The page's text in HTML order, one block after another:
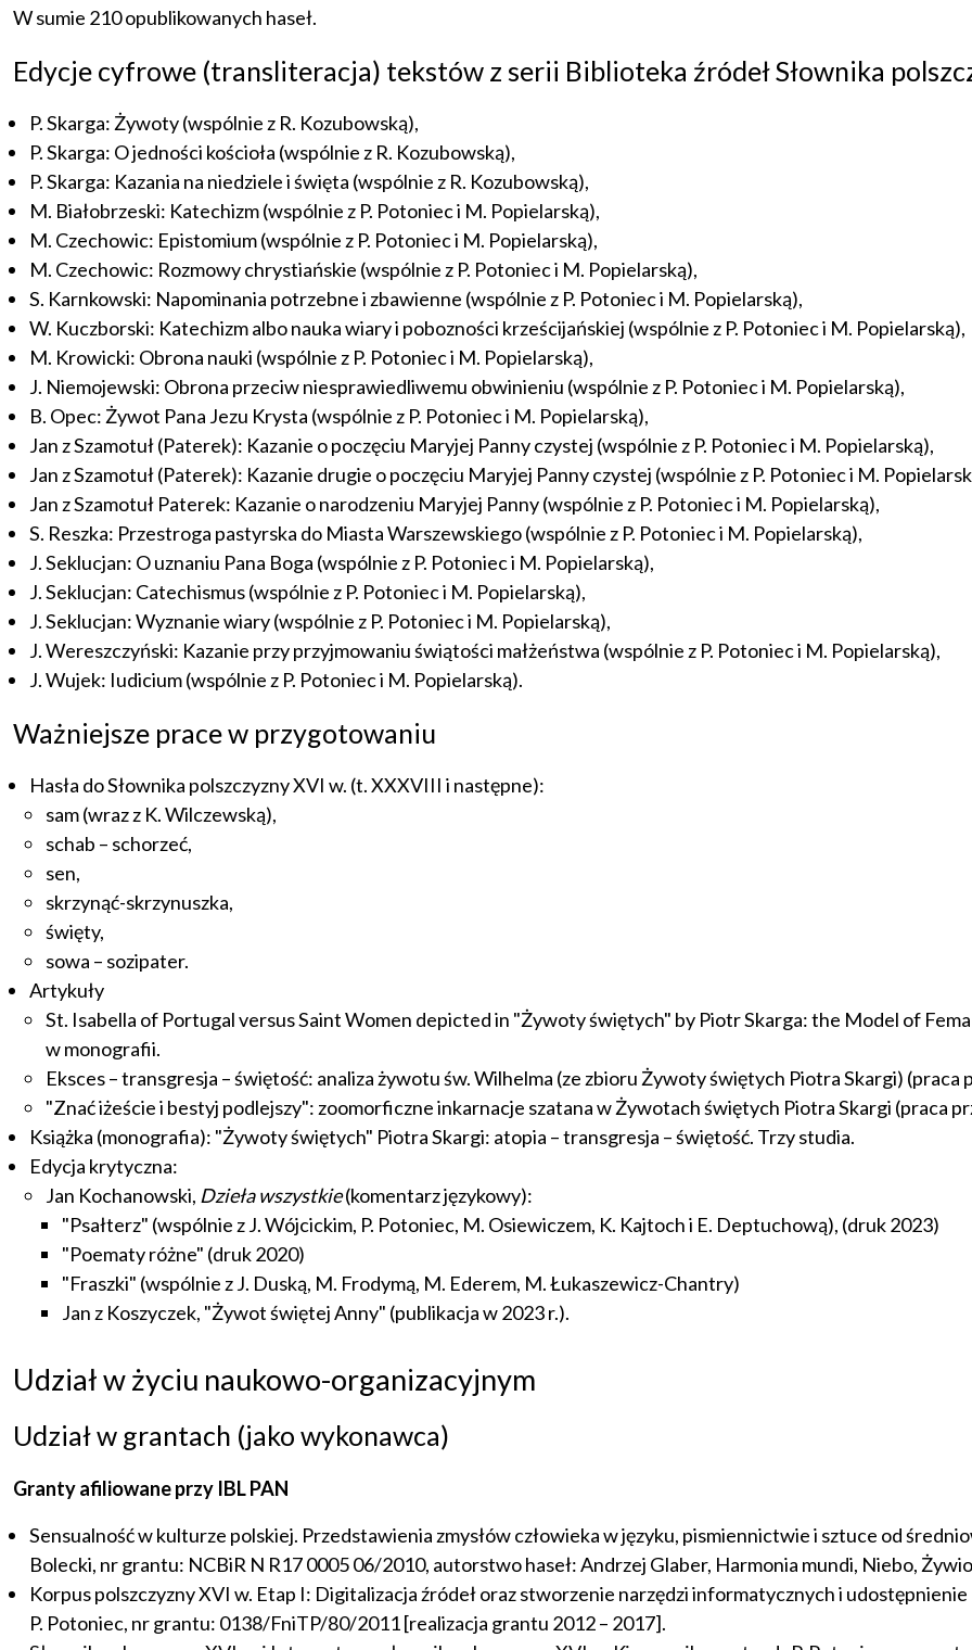
W sumie 210 opublikowanych haseł.
Edycje cyfrowe (transliteracja) tekstów z serii Biblioteka źródeł Słownika
P. Skarga: Żywoty (wspólnie z R. Kozubowską),
P. Skarga: O jedności kościoła (wspólnie z R. Kozubowską),
P. Skarga: Kazania na niedziele i święta (wspólnie z R. Kozubowską),
M. Białobrzeski: Katechizm (wspólnie z P. Potoniec i M. Popielarską),
M. Czechowic: Epistomium (wspólnie z P. Potoniec i M. Popielarską),
M. Czechowic: Rozmowy chrystiańskie (wspólnie z P. Potoniec i M. Popielarską),
S. Karnkowski: Napominania potrzebne i zbawienne (wspólnie z P. Potoniec i M. Popielarską),
W. Kuczborski: Katechizm albo nauka wiary i pobozności krześcijańskiej (wspólnie z P. Potoniec i M. Popielarską),
M. Krowicki: Obrona nauki (wspólnie z P. Potoniec i M. Popielarską),
J. Niemojewski: Obrona przeciw niesprawiedliwemu obwinieniu (wspólnie z P. Potoniec i M. Popielarską),
B. Opec: Żywot Pana Jezu Krysta (wspólnie z P. Potoniec i M. Popielarską),
Jan z Szamotuł (Paterek): Kazanie o poczęciu Maryjej Panny czystej (wspólnie z P. Potoniec i M. Popielarską),
Jan z Szamotuł (Paterek): Kazanie drugie o poczęciu Maryjej Panny czystej (wspólnie z P. Potoniec i M.
Jan z Szamotuł Paterek: Kazanie o narodzeniu Maryjej Panny (wspólnie z P. Potoniec i M. Popielarską),
S. Reszka: Przestroga pastyrska do Miasta Warszewskiego (wspólnie z P. Potoniec i M. Popielarską),
J. Seklucjan: O uznaniu Pana Boga (wspólnie z P. Potoniec i M. Popielarską),
J. Seklucjan: Catechismus (wspólnie z P. Potoniec i M. Popielarską),
J. Seklucjan: Wyznanie wiary (wspólnie z P. Potoniec i M. Popielarską),
J. Wereszczyński: Kazanie przy przyjmowaniu świątości małżeństwa (wspólnie z P. Potoniec i M. Popielarską),
J. Wujek: Iudicium (wspólnie z P. Potoniec i M. Popielarską).
Ważniejsze prace w przygotowaniu
Hasła do Słownika polszczyzny XVI w. (t. XXXVIII i następne):
sam (wraz z K. Wilczewską),
schab – schorzeć,
sen,
skrzynąć-skrzynuszka,
święty,
sowa – sozipater.
Artykuły
St. Isabella of Portugal versus Saint Women depicted in "Żywoty świętych" by Piotr Skarga: the Model of
w monografii.
Eksces – transgresja – świętość: analiza żywotu św. Wilhelma (ze zbioru Żywoty świętych Piotra Skargi)
"Znać iżeście i bestyj podlejszy": zoomorficzne inkarnacje szatana w Żywotach świętych Piotra Skargi (praca
Książka (monografia): "Żywoty świętych" Piotra Skargi: atopia – transgresja – świętość. Trzy studia.
Edycja krytyczna:
Jan Kochanowski, Dzieła wszystkie(komentarz językowy):
"Psałterz" (wspólnie z J. Wójcickim, P. Potoniec, M. Osiewiczem, K. Kajtoch i E. Deptuchową), (druk 2023)
"Poematy różne" (druk 2020)
"Fraszki" (wspólnie z J. Duską, M. Frodymą, M. Ederem, M. Łukaszewicz-Chantry)
Jan z Koszyczek, "Żywot świętej Anny" (publikacja w 2023 r.).
Udział w życiu naukowo-organizacyjnym
Udział w grantach (jako wykonawca)
Granty afiliowane przy IBL PAN
Sensualność w kulturze polskiej. Przedstawienia zmysłów człowieka w języku, pismiennictwie i sztuce od
Bolecki, nr grantu: NCBiR N R17 0005 06/2010, autorstwo haseł: Andrzej Glaber, Harmonia mundi, Niebo,
Korpus polszczyzny XVI w. Etap I: Digitalizacja źródeł oraz stworzenie narzędzi informatycznych i
P. Potoniec, nr grantu: 0138/FniTP/80/2011 [realizacja grantu 2012 – 2017].